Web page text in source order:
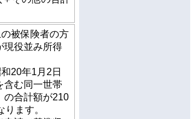
被保険者の方
現役並み所得
20年1月2日
含む同一世帯
の合計額が210
ます。